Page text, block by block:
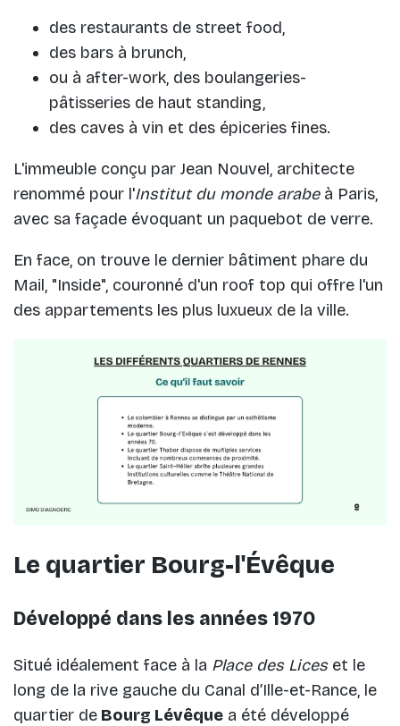
des restaurants de street food,
des bars à brunch,
ou à after-work, des boulangeries-
pâtisseries de haut standing,
des caves à vin et des épiceries fines.
L'immeuble conçu par Jean Nouvel, architecte
renommé pour l'Institut du monde arabe à Paris,
avec sa façade évoquant un paquebot de verre.
En face, on trouve le dernier bâtiment phare du
Mail, "Inside", couronné d'un roof top qui offre l'un
des appartements les plus luxueux de la ville.
Le quartier Bourg-l'Évêque
Développé dans les années 1970
Situé idéalement face à la Place des Lices et le
long de la rive gauche du Canal d’Ille-et-Rance, le
quartier de Bourg Lévêque a été développé